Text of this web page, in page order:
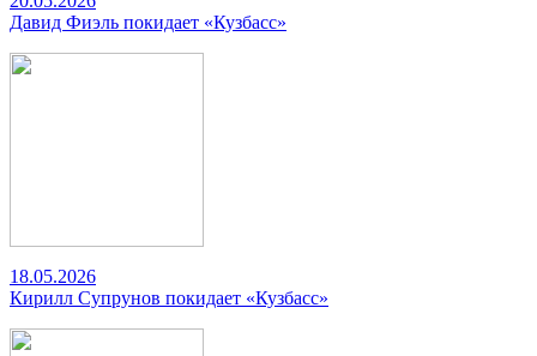
Давид Фиэль покидает «Кузбасс»
18.05.2026
Кирилл Супрунов покидает «Кузбасс»